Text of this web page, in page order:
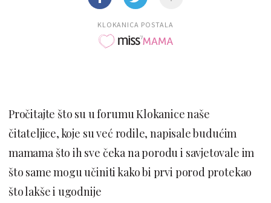
KLOKANICA POSTALA
Pročitajte što su u forumu Klokanice naše
čitateljice, koje su već rodile, napisale budućim
mamama što ih sve čeka na porodu i savjetovale im
što same mogu učiniti kako bi prvi porod protekao
što lakše i ugodnije